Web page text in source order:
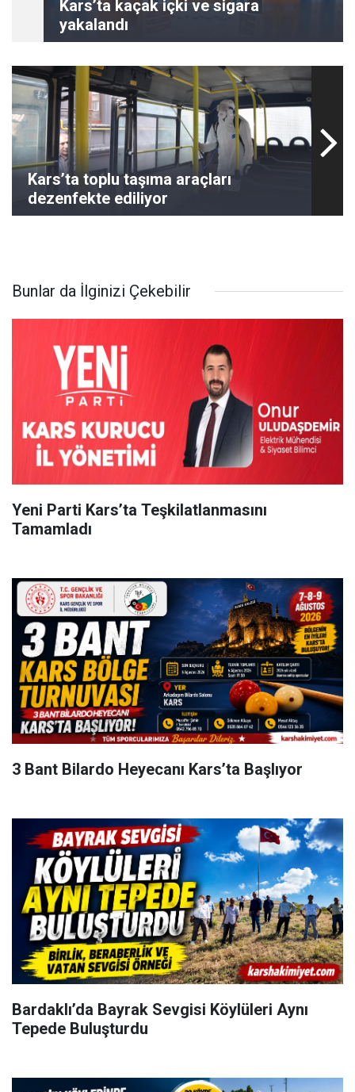
Kars’ta kaçak içki ve sigara
yakalandı
Kars’ta toplu taşıma araçları
dezenfekte ediliyor
Bunlar da İlginizi Çekebilir
Yeni Parti Kars’ta Teşkilatlanmasını
Tamamladı
3 Bant Bilardo Heyecanı Kars’ta Başlıyor
Bardaklı’da Bayrak Sevgisi Köylüleri Aynı
Tepede Buluşturdu